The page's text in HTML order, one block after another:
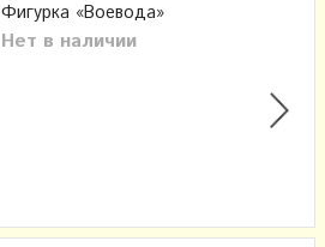
Фигурка «Воевода»
Нет в наличии